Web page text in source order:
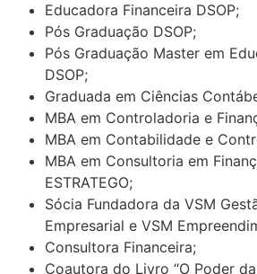
Educadora Financeira DSOP;
Pós Graduação DSOP;
Pós Graduação Master em
DSOP;
Graduada em Ciências
MBA em Controladoria e
MBA em Contabilidade e
MBA em Consultoria em
ESTRATEGO;
Sócia Fundadora da VSM
Empresarial e VSM
Consultora Financeira;
Coautora do Livro “O Poder